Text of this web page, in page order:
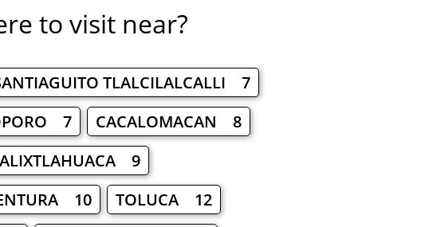
to visit near?
TLALCILALCALLI 7
7
CACALOMACAN 8
9
10
TOLUCA 12